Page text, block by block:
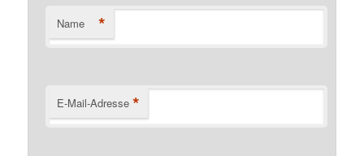
Name *
E-Mail-Adresse *